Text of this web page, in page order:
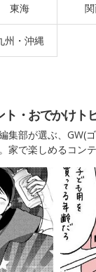
東海
州・沖縄
ト・おでかけト
集部が選ぶ、GW(
家で楽しめるコン